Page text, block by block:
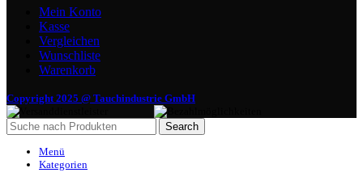
Mein Konto
Kasse
Vergleichen
Wunschliste
Warenkorb
Copyright 2025 @ Tauchindustrie GmbH
Search
Menü
Kategorien